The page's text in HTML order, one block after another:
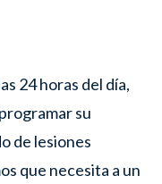
24 horas del día,
su
de lesiones
que necesita a un